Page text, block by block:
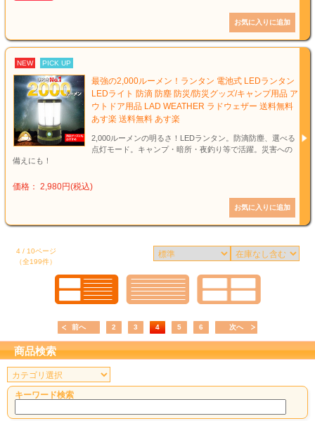
NEW PICK UP
最強の2,000ルーメン！ランタン 電池式 LEDランタン
LEDライト 防滴 防塵 防災/防災グッズ/キャンプ用品 ア
ウトドア用品 LAD WEATHER ラドウェザー 送料無料
あす楽 送料無料 あす楽
2,000ルーメンの明るさ！LEDランタン。防滴防塵、選べる
点灯モード。キャンプ・暗所・夜釣り等で活躍。災害への
備えにも！
価格： 2,980円(税込)
4 / 10ページ
（全199件）
前へ 2 3 4 5 6 次へ
商品検索
キーワード検索